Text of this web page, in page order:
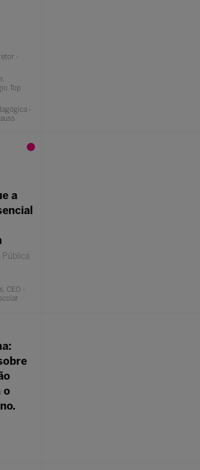
-
Top
-
a
Pública
CEO -
o